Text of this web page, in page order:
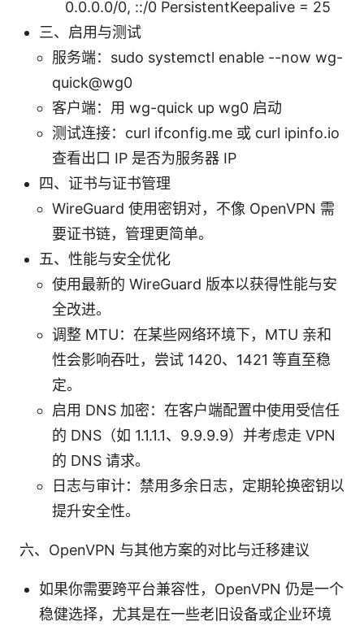
0.0.0.0/0, ::/0 PersistentKeepalive = 25
三、启用与测试
服务端：sudo systemctl enable --now wg-
quick@wg0
客户端：用 wg-quick up wg0 启动
测试连接：curl ifconfig.me 或 curl ipinfo.io
查看出口 IP 是否为服务器 IP
四、证书与证书管理
WireGuard 使用密钥对，不像 OpenVPN 需
要证书链，管理更简单。
五、性能与安全优化
使用最新的 WireGuard 版本以获得性能与安
全改进。
调整 MTU：在某些网络环境下，MTU 亲和
性会影响吞吐，尝试 1420、1421 等直至稳
定。
启用 DNS 加密：在客户端配置中使用受信任
的 DNS（如 1.1.1.1、9.9.9.9）并考虑走 VPN
的 DNS 请求。
日志与审计：禁用多余日志，定期轮换密钥以
提升安全性。
六、OpenVPN 与其他方案的对比与迁移建议
如果你需要跨平台兼容性，OpenVPN 仍是一个
稳健选择，尤其是在一些老旧设备或企业环境